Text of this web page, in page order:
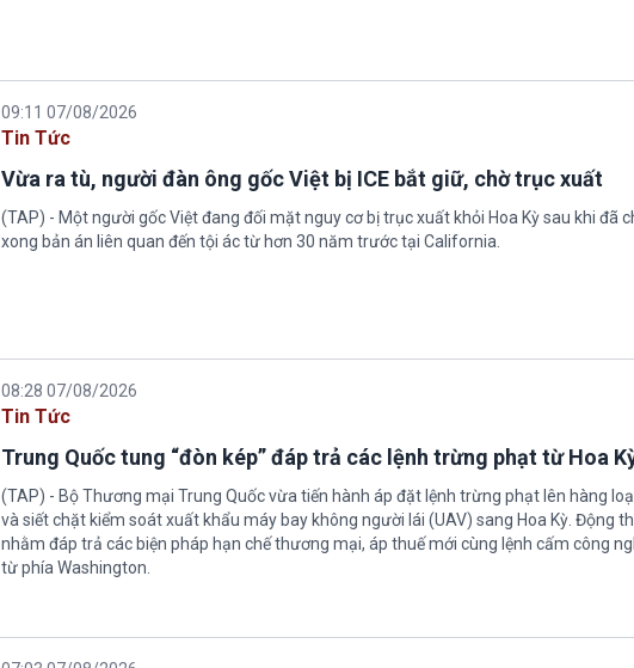
09:11 07/08/2026
Tin Tức
Vừa ra tù, người đàn ông gốc Việt bị ICE bắt giữ, chờ trục xuất
(TAP) - Một người gốc Việt đang đối mặt nguy cơ bị trục xuất khỏi Hoa Kỳ sau khi đã
xong bản án liên quan đến tội ác từ hơn 30 năm trước tại California.
08:28 07/08/2026
Tin Tức
Trung Quốc tung “đòn kép” đáp trả các lệnh trừng phạt từ Hoa
(TAP) - Bộ Thương mại Trung Quốc vừa tiến hành áp đặt lệnh trừng phạt lên hàng
và siết chặt kiểm soát xuất khẩu máy bay không người lái (UAV) sang Hoa Kỳ. Động
nhằm đáp trả các biện pháp hạn chế thương mại, áp thuế mới cùng lệnh cấm công
từ phía Washington.